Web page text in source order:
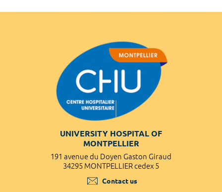
UNIVERSITY HOSPITAL OF
MONTPELLIER
191 avenue du Doyen Gaston Giraud
34295 MONTPELLIER cedex 5
Contact us